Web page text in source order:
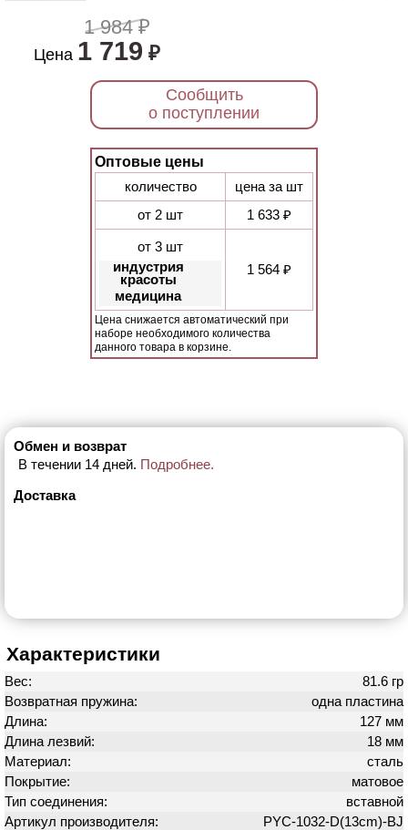
1 984 ₽
Цена 1 719 ₽
Сообщить
о поступлении
Оптовые цены
количество
цена за шт
от 2 шт
1 633 ₽
от 3 шт
индустрия
красоты
медицина
1 564 ₽
Цена снижается автоматический при
наборе необходимого количества
данного товара в корзине.
Обмен и возврат
В течении 14 дней. Подробнее.
Доставка
Характеристики
Вес:
81.6 гр
Возвратная пружина:
одна пластина
Длина:
127 мм
Длина лезвий:
18 мм
Материал:
сталь
Покрытие:
матовое
Тип соединения:
вставной
Артикул производителя:
PYC-1032-D(13cm)-BJ